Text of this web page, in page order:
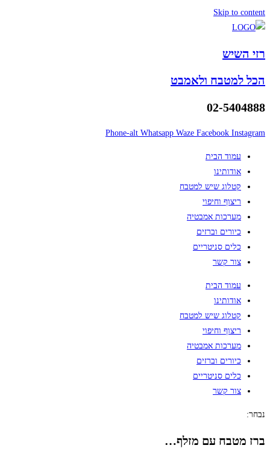
Skip to content
רזי השיש
הכל למטבח ולאמבט
02-5404888
Phone-alt Whatsapp Waze Facebook Instagram
עמוד הבית
אודותינו
קטלוג שיש למטבח
ריצוף וחיפוי
מערכות אמבטיה
כיורים וברזים
כלים סניטריים
צור קשר
עמוד הבית
אודותינו
קטלוג שיש למטבח
ריצוף וחיפוי
מערכות אמבטיה
כיורים וברזים
כלים סניטריים
צור קשר
נבחר:
ברז מטבח עם מזלף…